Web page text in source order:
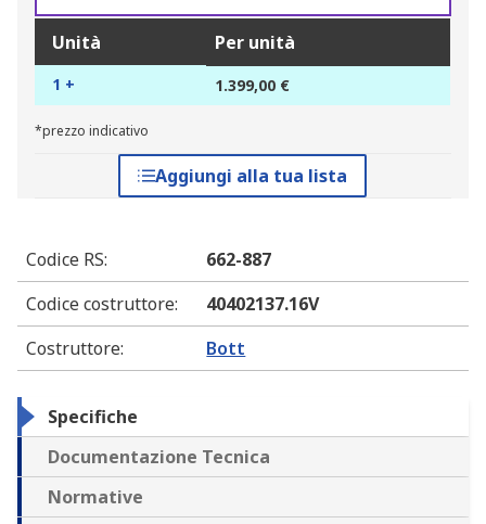
Unità Per unità
1 + 1.399,00 €
*prezzo indicativo
Aggiungi alla tua lista
Codice RS:
662-887
Codice costruttore:
40402137.16V
Costruttore: Bott
Specifiche
Documentazione Tecnica
Normative